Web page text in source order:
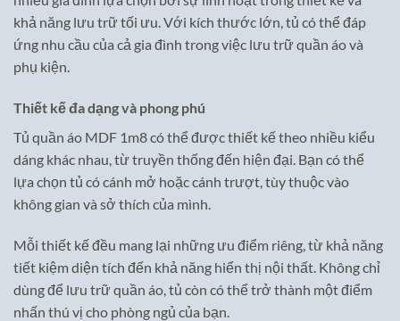
khả năng lưu trữ tối ưu. Với kích thước lớn, tủ có thể đáp
ứng nhu cầu của cả gia đình trong việc lưu trữ quần áo và
phụ kiện.
Thiết kế đa dạng và phong phú
Tủ quần áo MDF 1m8 có thể được thiết kế theo nhiều kiểu
dáng khác nhau, từ truyền thống đến hiện đại. Bạn có thể
lựa chọn tủ có cánh mở hoặc cánh trượt, tùy thuộc vào
không gian và sở thích của mình.
Mỗi thiết kế đều mang lại những ưu điểm riêng, từ khả năng
tiết kiệm diện tích đến khả năng hiển thị nội thất. Không chỉ
dùng để lưu trữ quần áo, tủ còn có thể trở thành một điểm
nhấn thú vị cho phòng ngủ của bạn.